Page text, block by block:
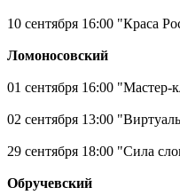
10 сентября 16:00 "Краса
Ломоносовский
01 сентября 16:00 "Мастер-
02 сентября 13:00
29 сентября 18:00 "Сила
Обручевский